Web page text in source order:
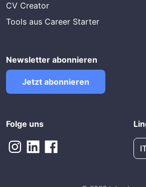
CV Creator
Tools aus Career Starter
Newsletter abonnieren
Jetzt abonnieren
Folge uns